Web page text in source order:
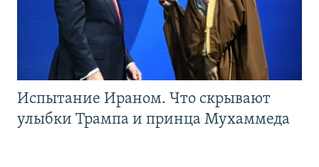
Испытание Ираном. Что скрывают
улыбки Трампа и принца Мухаммеда